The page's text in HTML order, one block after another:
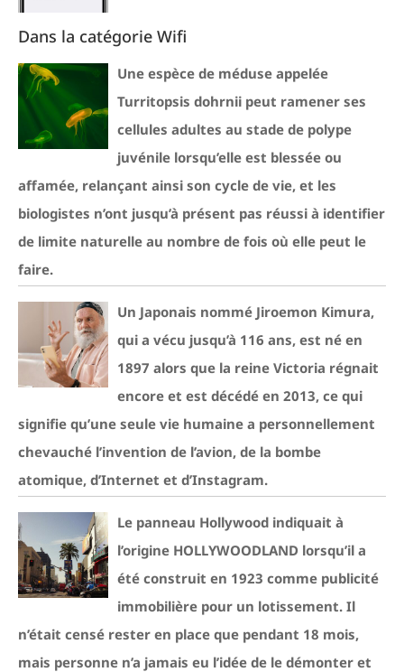
Dans la catégorie Wifi
Une espèce de méduse appelée
Turritopsis dohrnii peut ramener ses
cellules adultes au stade de polype
juvénile lorsqu’elle est blessée ou
affamée, relançant ainsi son cycle de vie, et les
biologistes n’ont jusqu’à présent pas réussi à identifier
de limite naturelle au nombre de fois où elle peut le
faire.
Un Japonais nommé Jiroemon Kimura,
qui a vécu jusqu’à 116 ans, est né en
1897 alors que la reine Victoria régnait
encore et est décédé en 2013, ce qui
signifie qu’une seule vie humaine a personnellement
chevauché l’invention de l’avion, de la bombe
atomique, d’Internet et d’Instagram.
Le panneau Hollywood indiquait à
l’origine HOLLYWOODLAND lorsqu’il a
été construit en 1923 comme publicité
immobilière pour un lotissement. Il
n’était censé rester en place que pendant 18 mois,
mais personne n’a jamais eu l’idée de le démonter et